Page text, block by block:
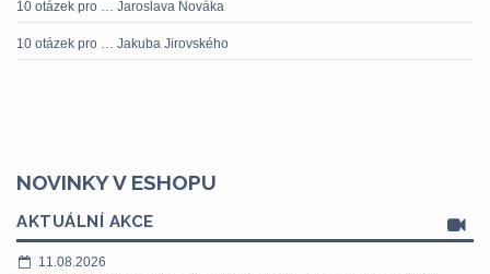
10 otázek pro … Jaroslava Nováka
10 otázek pro … Jakuba Jirovského
NOVINKY V ESHOPU
AKTUÁLNÍ AKCE
11.08.2026